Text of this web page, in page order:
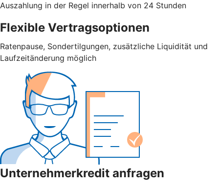
Auszahlung in der Regel innerhalb von 24 Stunden
Flexible Vertragsoptionen
Ratenpause, Sondertilgungen, zusätzliche Liquidität und
Laufzeitänderung möglich
Unternehmerkredit anfragen